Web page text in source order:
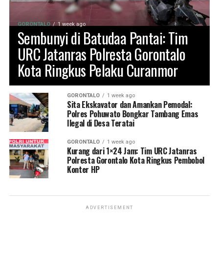
GORONTALO 1 week ago
Sembunyi di Batudaa Pantai: Tim
URC Jatanras Polresta Gorontalo
Kota Ringkus Pelaku Curanmor
GORONTALO 1 week ago
Sita Ekskavator dan Amankan Pemodal:
Polres Pohuwato Bongkar Tambang Emas
Ilegal di Desa Teratai
GORONTALO 1 week ago
Kurang dari 1×24 Jam: Tim URC Jatanras
Polresta Gorontalo Kota Ringkus Pembobol
Konter HP
ADVERTISEMENT